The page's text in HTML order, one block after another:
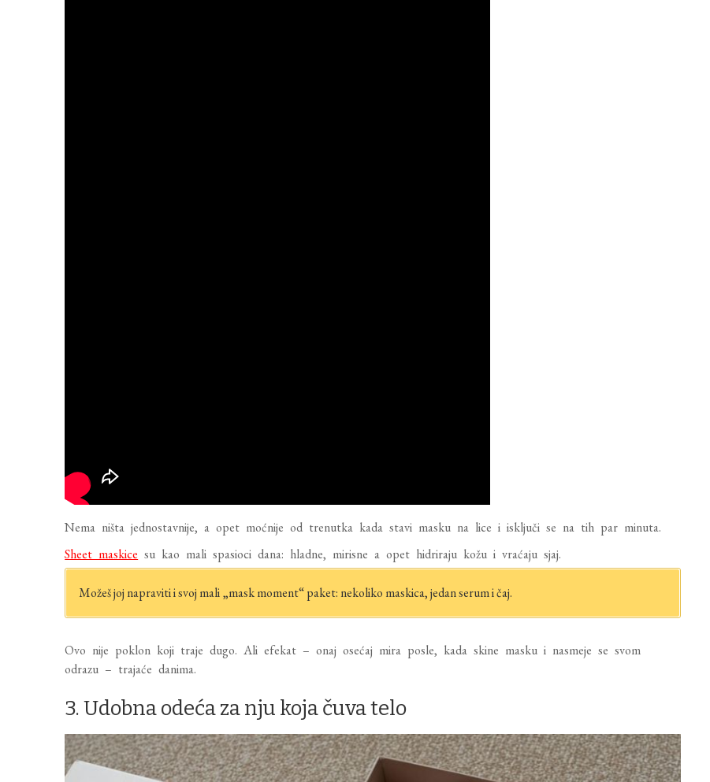
Nema ništa jednostavnije, a opet moćnije od trenutka kada stavi masku na lice i isključi se na tih par minuta.
Sheet maskice su kao mali spasioci dana: hladne, mirisne a opet hidriraju kožu i vraćaju sjaj.
Možeš joj napraviti i svoj mali „mask moment“ paket: nekoliko maskica, jedan serum i čaj.
Ovo nije poklon koji traje dugo. Ali efekat – onaj osećaj mira posle, kada skine masku i nasmeje se svom
odrazu – trajaće danima.
3. Udobna odeća za nju koja čuva telo